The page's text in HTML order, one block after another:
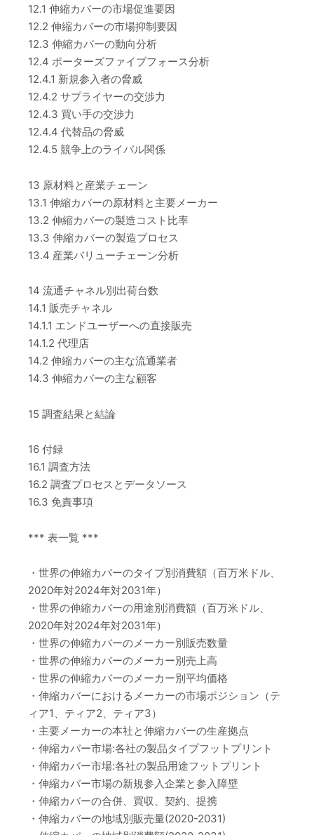
12.1 伸縮カバーの市場促進要因
12.2 伸縮カバーの市場抑制要因
12.3 伸縮カバーの動向分析
12.4 ポーターズファイブフォース分析
12.4.1 新規参入者の脅威
12.4.2 サプライヤーの交渉力
12.4.3 買い手の交渉力
12.4.4 代替品の脅威
12.4.5 競争上のライバル関係
13 原材料と産業チェーン
13.1 伸縮カバーの原材料と主要メーカー
13.2 伸縮カバーの製造コスト比率
13.3 伸縮カバーの製造プロセス
13.4 産業バリューチェーン分析
14 流通チャネル別出荷台数
14.1 販売チャネル
14.1.1 エンドユーザーへの直接販売
14.1.2 代理店
14.2 伸縮カバーの主な流通業者
14.3 伸縮カバーの主な顧客
15 調査結果と結論
16 付録
16.1 調査方法
16.2 調査プロセスとデータソース
16.3 免責事項
*** 表一覧 ***
・世界の伸縮カバーのタイプ別消費額（百万米ドル、
2020年対2024年対2031年）
・世界の伸縮カバーの用途別消費額（百万米ドル、
2020年対2024年対2031年）
・世界の伸縮カバーのメーカー別販売数量
・世界の伸縮カバーのメーカー別売上高
・世界の伸縮カバーのメーカー別平均価格
・伸縮カバーにおけるメーカーの市場ポジション（テ
ィア1、ティア2、ティア3）
・主要メーカーの本社と伸縮カバーの生産拠点
・伸縮カバー市場:各社の製品タイプフットプリント
・伸縮カバー市場:各社の製品用途フットプリント
・伸縮カバー市場の新規参入企業と参入障壁
・伸縮カバーの合併、買収、契約、提携
・伸縮カバーの地域別販売量(2020-2031)